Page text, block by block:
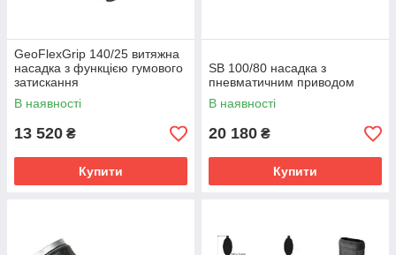
GeoFlexGrip 140/25 витяжна
насадка з функцією гумового
затискання
В наявності
13 520 ₴
Купити
SB 100/80 насадка з
пневматичним приводом
В наявності
20 180 ₴
Купити